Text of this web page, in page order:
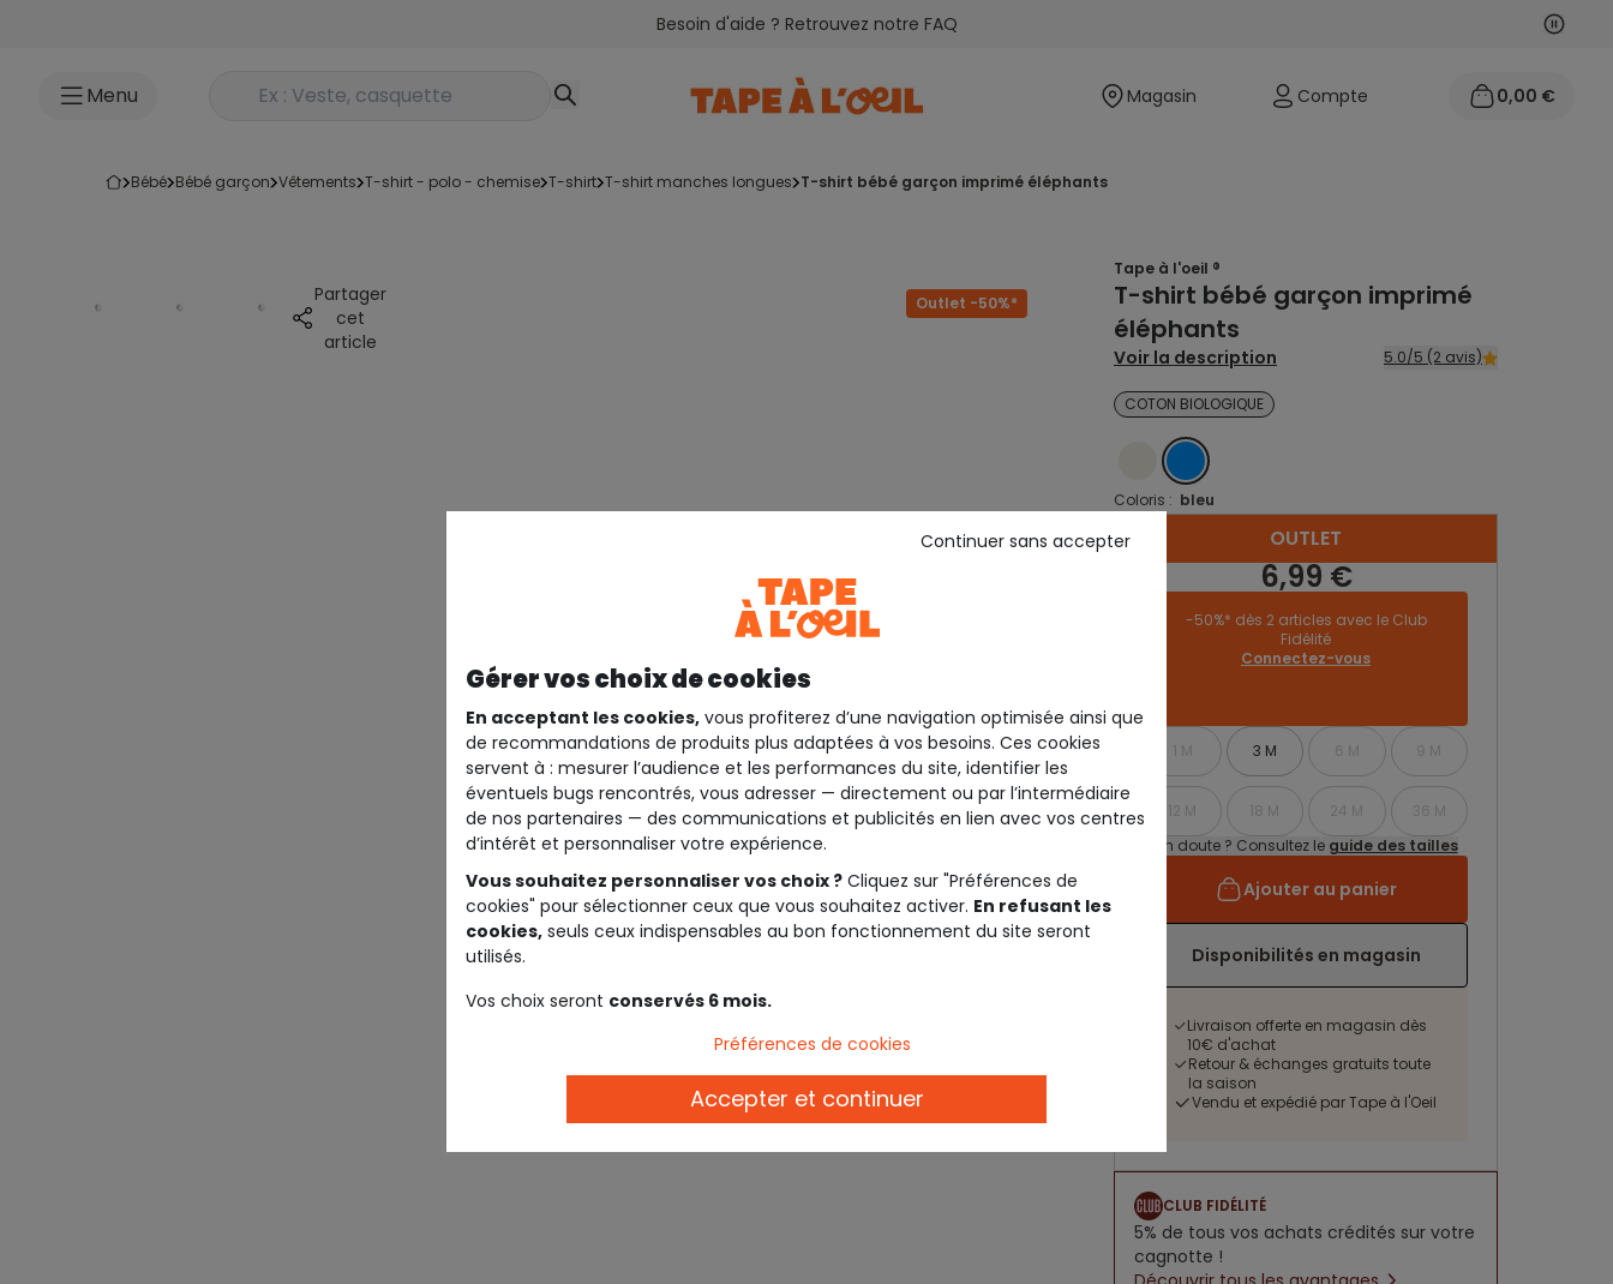
Besoin d'aide ? Retrouvez notre FAQ
Menu Rechercher un produit Magasin Compte 0,00 €
bébé bébé garçon vêtements t-shirt - polo - chemise t-shirt t-shirt manches longues t-shirt bébé garçon imprimé éléphants
Partager
cet
article
Outlet -50%*
Tape à l'oeil ®
T-shirt bébé garçon imprimé
éléphants
Voir la description 5.0/5 (2 avis)
COTON BIOLOGIQUE
ECRUBLEU
Coloris : bleu
OUTLET
6,99 €
-50%* dès 2 articles avec le Club
Fidélité
Connectez-vous
1 M 3 M 6 M 9 M
12 M 18 M 24 M
36 M
Un doute ? Consultez le guide des tailles
Ajouter au panier
Disponibilités en magasin
Livraison offerte en magasin dès
10€ d'achat
Retour & échanges gratuits toute
la saison
Vendu et expédié par Tape à l'Oeil
CLUB FIDÉLITÉ
5% de tous vos achats crédités sur votre
cagnotte !
Gérer vos choix de cookies
En acceptant les cookies, vous profiterez d’une navigation optimisée ainsi que
de recommandations de produits plus adaptées à vos besoins. Ces cookies
servent à : mesurer l’audience et les performances du site, identifier les
éventuels bugs rencontrés, vous adresser — directement ou par l’intermédiaire
de nos partenaires — des communications et publicités en lien avec vos centres
d’intérêt et personnaliser votre expérience.
Vous souhaitez personnaliser vos choix ? Cliquez sur "Préférences de
cookies" pour sélectionner ceux que vous souhaitez activer. En refusant les
cookies, seuls ceux indispensables au bon fonctionnement du site seront
utilisés.
Vos choix seront conservés 6 mois.
Continuer sans accepter
Préférences de cookies
Accepter et continuer